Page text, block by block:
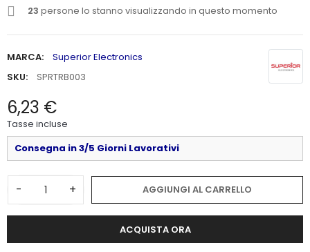
23 persone lo stanno visualizzando in questo momento
MARCA:
Superior Electronics
SKU:
SPRTRB003
6,23 €
Tasse incluse
Consegna in 3/5 Giorni Lavorativi
- + AGGIUNGI AL CARRELLO
ACQUISTA ORA